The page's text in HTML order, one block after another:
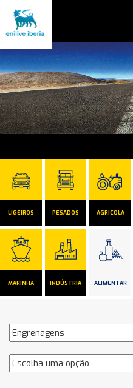
LIGEIROS PESADOS AGRÍCOLA
MARINHA INDÚSTRIA ALIMENTAR